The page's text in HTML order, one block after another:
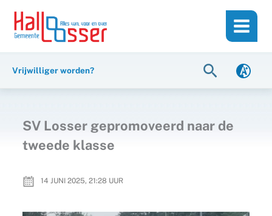
inhoud
naar
Vrijwilliger worden? Zoeken
SV Losser gepromoveerd naar de
tweede klasse
14 JUNI 2025, 21:28 UUR